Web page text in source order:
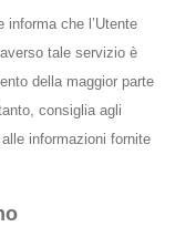
informa che l’Utente
tale servizio è
della maggior parte
consiglia agli
informazioni fornite